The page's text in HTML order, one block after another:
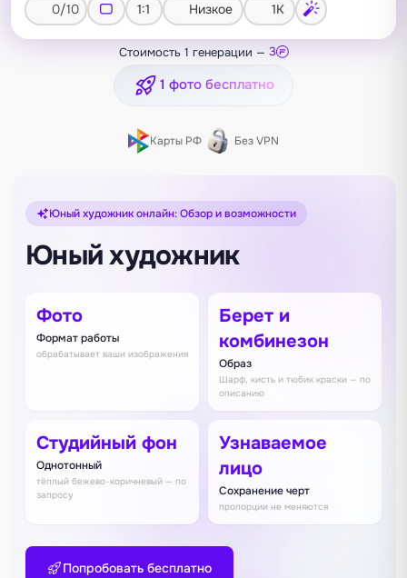
0/10
1:1 Низкое 1K
Стоимость 1 генерации — 3
1 фото бесплатно
Карты РФ Без VPN
Юный художник онлайн: Обзор и возможности
Юный художник
Фото
Формат работы
обрабатывает ваши изображения
Берет и
комбинезон
Образ
Шарф, кисть и тюбик краски — по
описанию
Студийный фон
Однотонный
тёплый бежево-коричневый — по
запросу
Узнаваемое
лицо
Сохранение черт
пропорции не меняются
Попробовать бесплатно